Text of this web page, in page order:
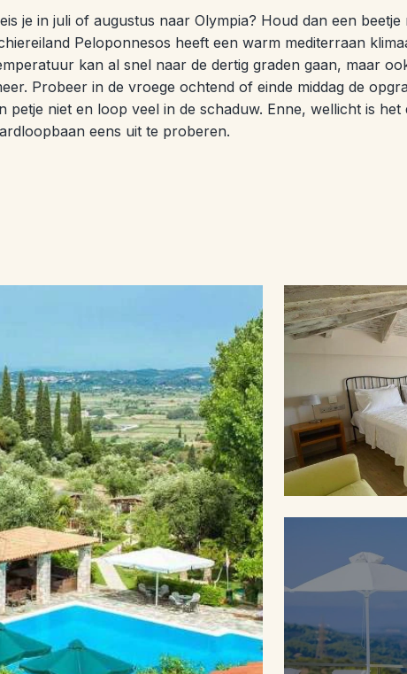
je in juli of augustus naar Olympia? Houd dan een
Peloponnesos heeft een warm mediterraan
kan al snel naar de dertig graden gaan, maar
Probeer in de vroege ochtend of einde middag de
petje niet en loop veel in de schaduw. Enne, wellicht is het
eens uit te proberen.